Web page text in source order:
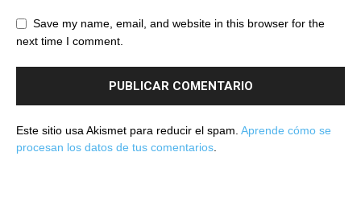
Save my name, email, and website in this browser for the
next time I comment.
Este sitio usa Akismet para reducir el spam. Aprende cómo se
procesan los datos de tus comentarios